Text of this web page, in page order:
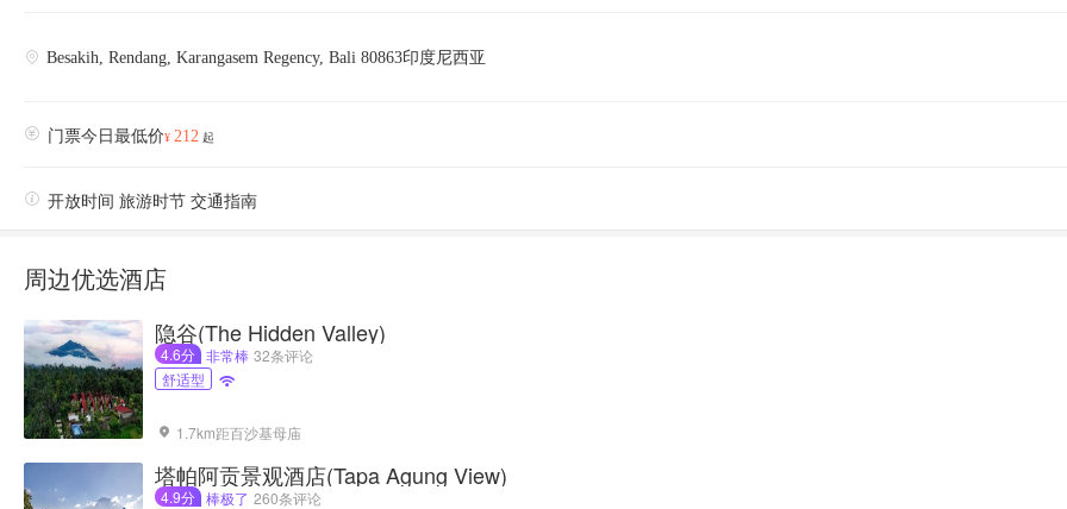
 Besakih, Rendang, Karangasem Regency, Bali 80863印度尼西亚
 门票今日最低价¥ 212 起
 开放时间 旅游时节 交通指南
周边优选酒店
隐谷(The Hidden Valley)
4.6分 非常棒 32条评论
舒适型

 1.7km距百沙基母庙
塔帕阿贡景观酒店(Tapa Agung View)
4.9分 棒极了 260条评论